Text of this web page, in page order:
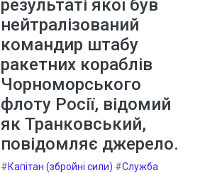
результаті якої був
нейтралізований
командир штабу
ракетних кораблів
Чорноморського
флоту Росії, відомий
як Транковський,
повідомляє джерело.
#Капітан (збройні сили) #Служба